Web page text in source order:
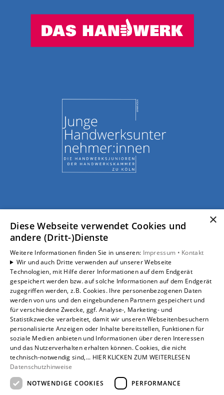
Um externe HTML-Inhalte anzuzeigen, benötigen wir
Ihre Einwilligung.
×
Diese Webseite verwendet Cookies und
andere (Dritt-)Dienste
Weitere Informationen finden Sie in unseren: Impressum • Kontakt
Wir und auch Dritte verwenden auf unserer Webseite
Technologien, mit Hilfe derer Informationen auf dem Endgerät
gespeichert werden bzw. auf solche Informationen auf dem Endgerät
zugegriffen werden, z.B. Cookies. Ihre personenbezogenen Daten
werden von uns und den eingebundenen Partnern gespeichert und
für verschiedene Zwecke, ggf. Analyse-, Marketing- und
Statistikzwecke verarbeitet, damit wir unseren Webseitenbesuchern
personalisierte Anzeigen oder Inhalte bereitstellen, Funktionen für
soziale Medien anbieten und Informationen über deren Interessen
und das Nutzerverhalten erhalten können. Cookies, die nicht
technisch-notwendig sind,... HIER KLICKEN ZUM WEITERLESEN
Datenschutzhinweise
NOTWENDIGE COOKIES
PERFORMANCE